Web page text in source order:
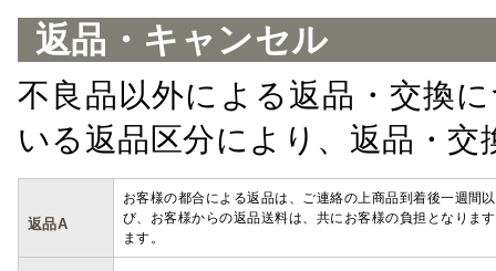
返品・キャンセル
不良品以外による返品・交換
いる返品区分により、返品・
返品A
お客様の都合による返品は、ご連絡の上商品到着後一週間
び、お客様からの返品送料は、共にお客様の負担となりま
ます。